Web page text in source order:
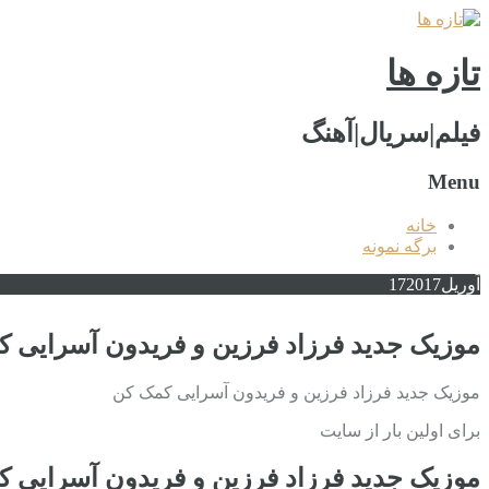
تازه ها
فیلم|سریال|آهنگ
Menu
خانه
برگه نمونه
آوریل 172017
موزیک جدید فرزاد فرزین و فریدون
موزیک جدید فرزاد فرزین و فریدون آسرایی کمک کن
برای اولین بار از سایت
موزیک جدید فرزاد فرزین و فریدون